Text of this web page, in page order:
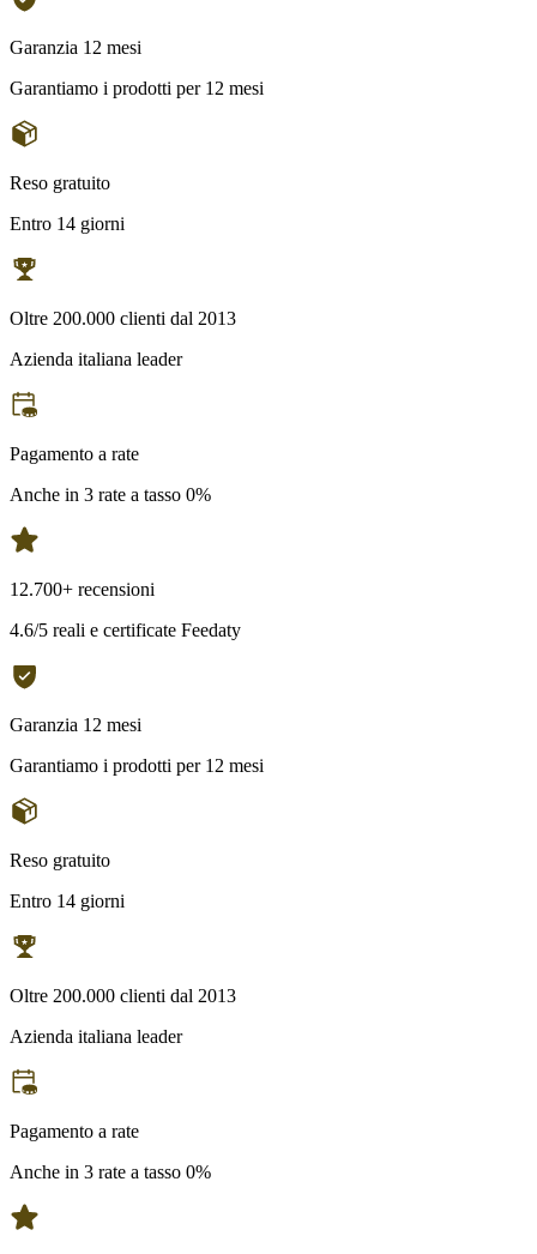
Garanzia 12 mesi
Garantiamo i prodotti per 12 mesi
Reso gratuito
Entro 14 giorni
Oltre 200.000 clienti dal 2013
Azienda italiana leader
Pagamento a rate
Anche in 3 rate a tasso 0%
12.700+ recensioni
4.6/5 reali e certificate Feedaty
Garanzia 12 mesi
Garantiamo i prodotti per 12 mesi
Reso gratuito
Entro 14 giorni
Oltre 200.000 clienti dal 2013
Azienda italiana leader
Pagamento a rate
Anche in 3 rate a tasso 0%